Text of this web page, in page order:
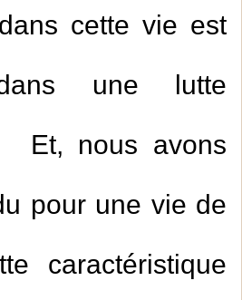
cette vie est
une lutte
Et, nous avons
pour une vie de
caractéristique